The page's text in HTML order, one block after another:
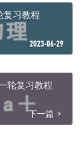
复习教程
2023-06-29
轮复习教程
下一篇